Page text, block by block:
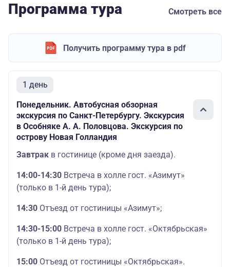
Программа тура Смотреть все
Получить программу тура в pdf
1 день
Понедельник. Автобусная обзорная
экскурсия по Санкт-Петербургу. Экскурсия
в Особняке А. А. Половцова. Экскурсия по
острову Новая Голландия
Завтрак в гостинице (кроме дня заезда).
14:00-14:30 Встреча в холле гост. «Азимут»
(только в 1-й день тура);
14:30 Отъезд от гостиницы «Азимут»;
14:30-15:00 Встреча в холле гост. «Октябрьская»
(только в 1-й день тура);
15:00 Отъезд от гостиницы «Октябрьская».